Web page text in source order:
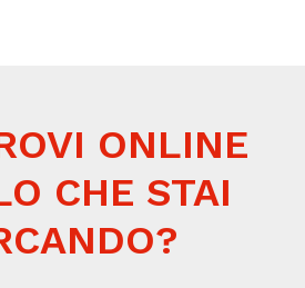
ONLINE
CHE STAI